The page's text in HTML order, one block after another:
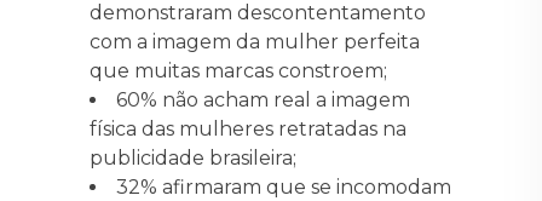
demonstraram descontentamento
com a imagem da mulher perfeita
que muitas marcas constroem;
60% não acham real a imagem
física das mulheres retratadas na
publicidade brasileira;
32% afirmaram que se incomodam